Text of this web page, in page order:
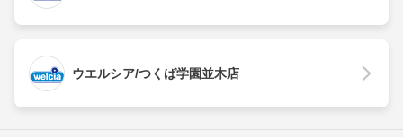
ウエルシア/つくば学園並木店